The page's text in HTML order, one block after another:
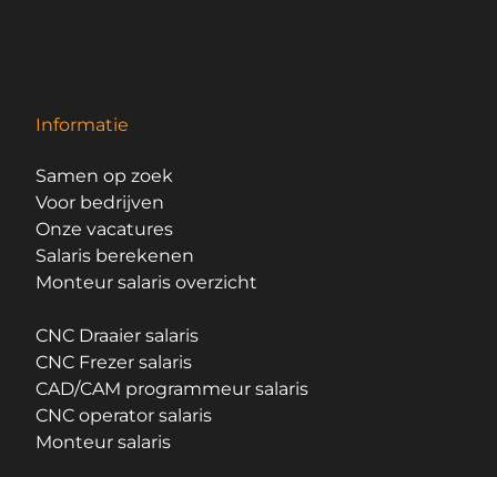
Informatie
Samen op zoek
Voor bedrijven
Onze vacatures
Salaris berekenen
Monteur salaris overzicht
CNC Draaier salaris
CNC Frezer salaris
CAD/CAM programmeur salaris
CNC operator salaris
Monteur salaris